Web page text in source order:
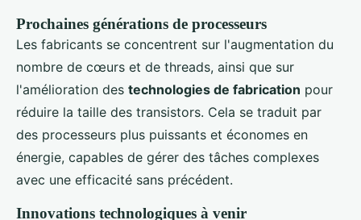
Prochaines générations de processeurs
Les fabricants se concentrent sur l'augmentation du
nombre de cœurs et de threads, ainsi que sur
l'amélioration des technologies de fabrication pour
réduire la taille des transistors. Cela se traduit par
des processeurs plus puissants et économes en
énergie, capables de gérer des tâches complexes
avec une efficacité sans précédent.
Innovations technologiques à venir